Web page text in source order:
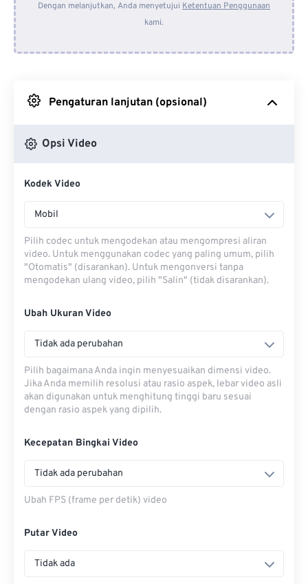
Dari Dropbox
Dengan melanjutkan, Anda menyetujui Ketentuan Penggunaan
kami.
Pengaturan lanjutan (opsional)
Opsi Video
Kodek Video
Mobil
Pilih codec untuk mengodekan atau mengompresi aliran
video. Untuk menggunakan codec yang paling umum, pilih
"Otomatis" (disarankan). Untuk mengonversi tanpa
mengodekan ulang video, pilih "Salin" (tidak disarankan).
Ubah Ukuran Video
Tidak ada perubahan
Pilih bagaimana Anda ingin menyesuaikan dimensi video.
Jika Anda memilih resolusi atau rasio aspek, lebar video asli
akan digunakan untuk menghitung tinggi baru sesuai
dengan rasio aspek yang dipilih.
Kecepatan Bingkai Video
Tidak ada perubahan
Ubah FPS (frame per detik) video
Putar Video
Tidak ada